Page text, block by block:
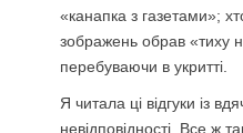
«канапка з газетами»;
зображень обрав «тиху
перебуваючи в укритті.
Я читала ці відгуки із
невідповідності. Все ж